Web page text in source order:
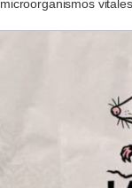
microorganismos